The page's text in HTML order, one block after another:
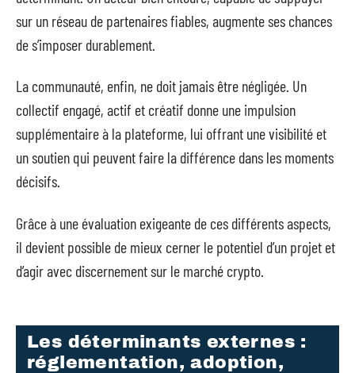
sur un réseau de partenaires fiables, augmente ses chances
de s’imposer durablement.
La communauté, enfin, ne doit jamais être négligée. Un
collectif engagé, actif et créatif donne une impulsion
supplémentaire à la plateforme, lui offrant une visibilité et
un soutien qui peuvent faire la différence dans les moments
décisifs.
Grâce à une évaluation exigeante de ces différents aspects,
il devient possible de mieux cerner le potentiel d’un projet et
d’agir avec discernement sur le marché crypto.
Les déterminants externes :
réglementation, adoption,